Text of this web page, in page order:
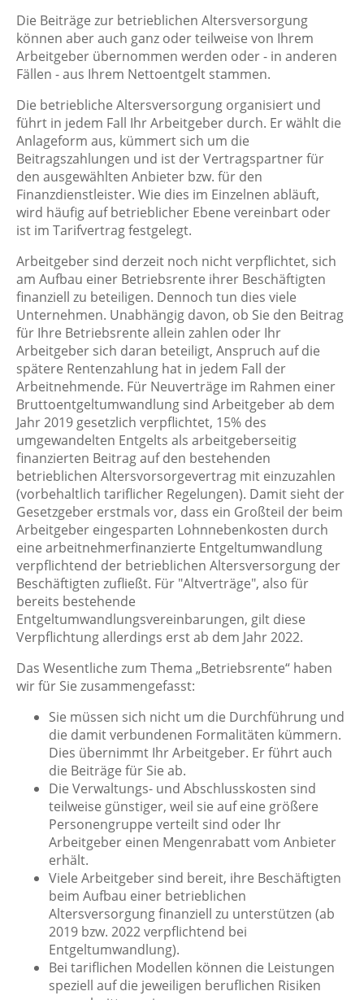
Die Beiträge zur betrieblichen Altersversorgung
können aber auch ganz oder teilweise von Ihrem
Arbeitgeber übernommen werden oder - in anderen
Fällen - aus Ihrem Nettoentgelt stammen.
Die betriebliche Altersversorgung organisiert und
führt in jedem Fall Ihr Arbeitgeber durch. Er wählt die
Anlageform aus, kümmert sich um die
Beitragszahlungen und ist der Vertragspartner für
den ausgewählten Anbieter bzw. für den
Finanzdienstleister. Wie dies im Einzelnen abläuft,
wird häufig auf betrieblicher Ebene vereinbart oder
ist im Tarifvertrag festgelegt.
Arbeitgeber sind derzeit noch nicht verpflichtet, sich
am Aufbau einer Betriebsrente ihrer Beschäftigten
finanziell zu beteiligen. Dennoch tun dies viele
Unternehmen. Unabhängig davon, ob Sie den Beitrag
für Ihre Betriebsrente allein zahlen oder Ihr
Arbeitgeber sich daran beteiligt, Anspruch auf die
spätere Rentenzahlung hat in jedem Fall der
Arbeitnehmende. Für Neuverträge im Rahmen einer
Bruttoentgeltumwandlung sind Arbeitgeber ab dem
Jahr 2019 gesetzlich verpflichtet, 15% des
umgewandelten Entgelts als arbeitgeberseitig
finanzierten Beitrag auf den bestehenden
betrieblichen Altersvorsorgevertrag mit einzuzahlen
(vorbehaltlich tariflicher Regelungen). Damit sieht der
Gesetzgeber erstmals vor, dass ein Großteil der beim
Arbeitgeber eingesparten Lohnnebenkosten durch
eine arbeitnehmerfinanzierte Entgeltumwandlung
verpflichtend der betrieblichen Altersversorgung der
Beschäftigten zufließt. Für "Altverträge", also für
bereits bestehende
Entgeltumwandlungsvereinbarungen, gilt diese
Verpflichtung allerdings erst ab dem Jahr 2022.
Das Wesentliche zum Thema „Betriebsrente“ haben
wir für Sie zusammengefasst:
Sie müssen sich nicht um die Durchführung und
die damit verbundenen Formalitäten kümmern.
Dies übernimmt Ihr Arbeitgeber. Er führt auch
die Beiträge für Sie ab.
Die Verwaltungs- und Abschlusskosten sind
teilweise günstiger, weil sie auf eine größere
Personengruppe verteilt sind oder Ihr
Arbeitgeber einen Mengenrabatt vom Anbieter
erhält.
Viele Arbeitgeber sind bereit, ihre Beschäftigten
beim Aufbau einer betrieblichen
Altersversorgung finanziell zu unterstützen (ab
2019 bzw. 2022 verpflichtend bei
Entgeltumwandlung).
Bei tariflichen Modellen können die Leistungen
speziell auf die jeweiligen beruflichen Risiken